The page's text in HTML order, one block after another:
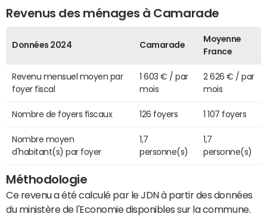
Revenus des ménages à Camarade
Données 2024 Camarade
Moyenne
France
Revenu mensuel moyen par
foyer fiscal
1 603 € / par
mois
2 626 € / par
mois
Nombre de foyers fiscaux 126 foyers 1 107 foyers
Nombre moyen
d'habitant(s) par foyer
1,7
personne(s)
1,7
personne(s)
Méthodologie
Ce revenu a été calculé par le JDN à partir des données
du ministère de l'Economie disponibles sur la commune.